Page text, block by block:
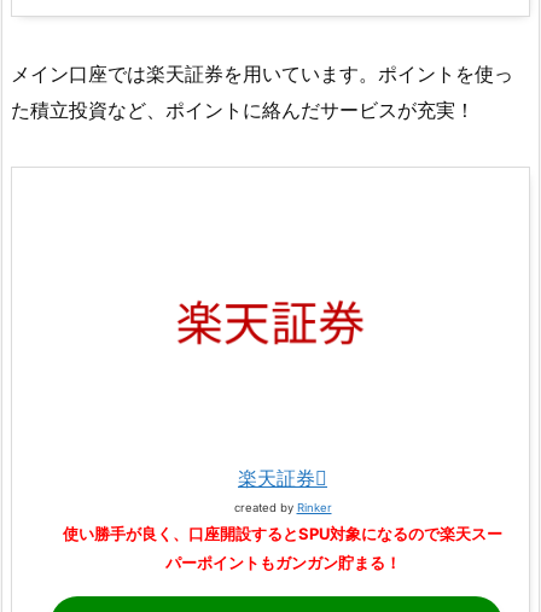
メイン口座では楽天証券を用いています。ポイントを使っ
た積立投資など、ポイントに絡んだサービスが充実！
楽天証券
created by Rinker
使い勝手が良く、口座開設するとSPU対象になるので楽天スー
パーポイントもガンガン貯まる！